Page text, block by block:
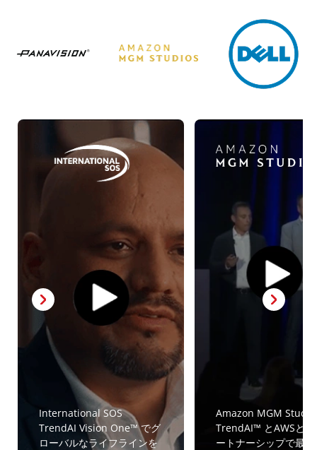
International SOS
TrendAI Vision One™ でグ
ローバルなライフラインを
Amazon MGM
TrendAI™ とAWSとの
ートナーシップで最